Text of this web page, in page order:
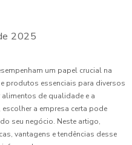
2025
um papel crucial na
produtos essenciais para diversos
de qualidade e a
a empresa certa pode
seu negócio. Neste artigo,
vantagens e tendências desse